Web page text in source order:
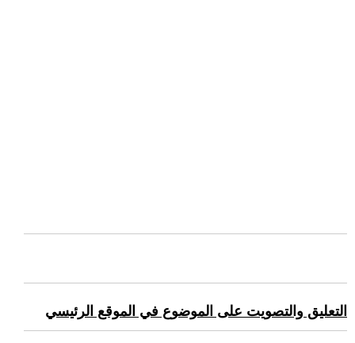
التعليق والتصويت على الموضوع في الموقع الرئيسي